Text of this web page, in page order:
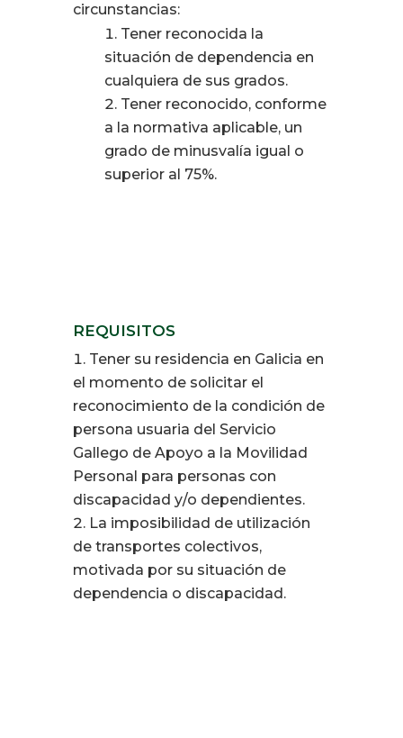
circunstancias:
Tener reconocida la
situación de dependencia en
cualquiera de sus grados.
Tener reconocido, conforme
a la normativa aplicable, un
grado de minusvalía igual o
superior al 75%.
REQUISITOS
Tener su residencia en Galicia en
el momento de solicitar el
reconocimiento de la condición de
persona usuaria del Servicio
Gallego de Apoyo a la Movilidad
Personal para personas con
discapacidad y/o dependientes.
La imposibilidad de utilización
de transportes colectivos,
motivada por su situación de
dependencia o discapacidad.